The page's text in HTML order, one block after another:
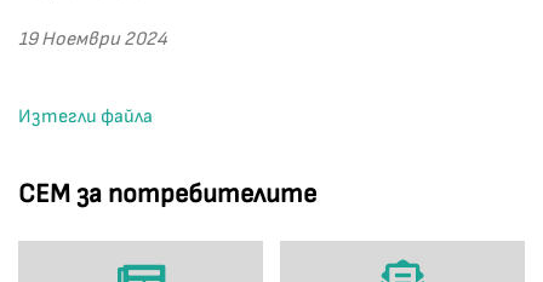
СЕМ за потребителите
19 Ноември 2024
Изтегли файла